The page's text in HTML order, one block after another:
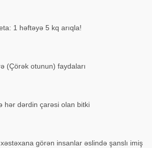
1 həftəyə 5 kq arıqla!
(Çörək otunun) faydaları
hər dərdin çarəsi olan bitki
görən insanlar əslində şanslı imiş